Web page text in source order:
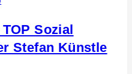
Sozial
Stefan Künstle